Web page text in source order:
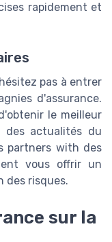
rapidement et
pas à entrer
d'assurance.
le meilleur
actualités du
partners with des
vous offrir un
des risques.
sur la